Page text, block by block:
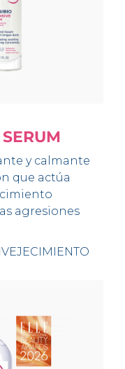
y calmante
que actúa
agresiones